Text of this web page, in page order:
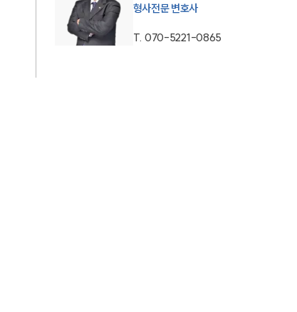
AI대륜
형사전문 변호사
T. 070-5221-0865